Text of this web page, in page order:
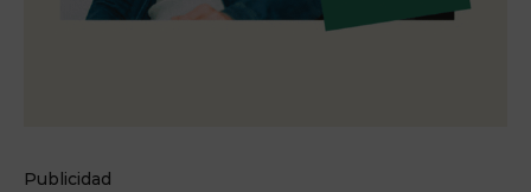
Publicidad